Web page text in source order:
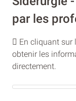
par les
En cliquant sur
obtenir les
directement.